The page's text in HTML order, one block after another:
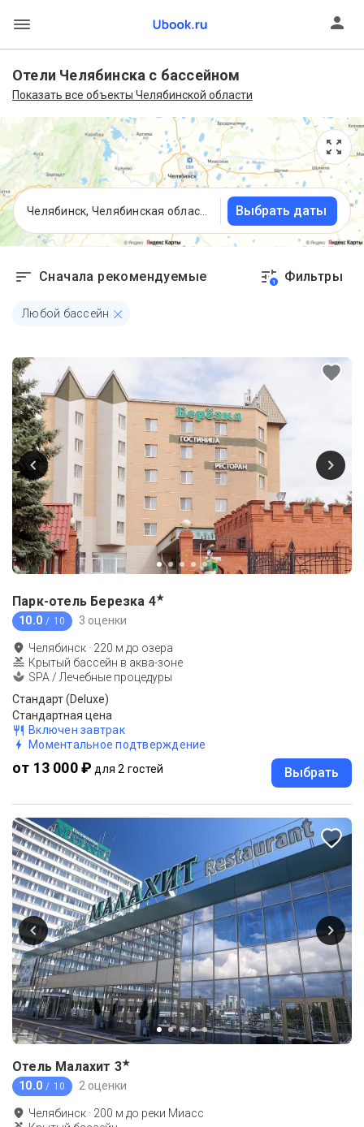
Отели Челябинска с бассейном
Показать все объекты Челябинской области
Выбрать даты
Сначала рекомендуемые 1 Фильтры
Любой бассейн
Парк-отель Березка 4★
10.0 / 10 3 оценки
Челябинск · 220 м до озера
Крытый бассейн в аква-зоне
SPA / Лечебные процедуры
Стандарт (Deluxe)
Стандартная цена
Включен завтрак
Моментальное подтверждение
от 13 000 ₽ для 2 гостей Выбрать
Отель Малахит 3★
10.0 / 10 2 оценки
Челябинск · 200 м до реки Миасс